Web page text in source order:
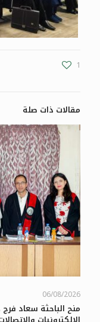
1
مقالات ذات صلة
06/08/2026
منح الباحثة سعاد